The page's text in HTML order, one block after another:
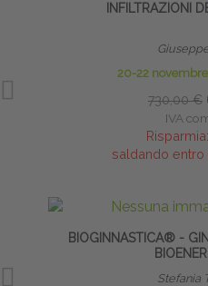
INFILTRAZIONI
20-22
730,00 €
IVA
Risparmia:
saldando
BIOGINNASTICA® -
Stefania